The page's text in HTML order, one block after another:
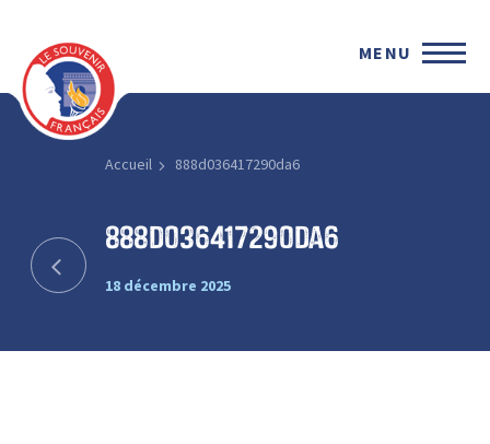
MENU
Accueil 888d036417290da6
888d036417290da6
18 décembre 2025